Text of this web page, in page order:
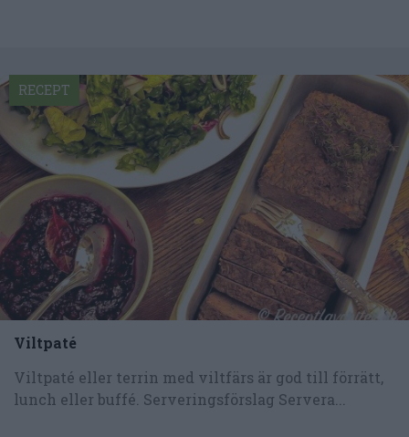
Viltpaté
Viltpaté eller terrin med viltfärs är god till förrätt,
lunch eller buffé. Serveringsförslag Servera...
RECEPT